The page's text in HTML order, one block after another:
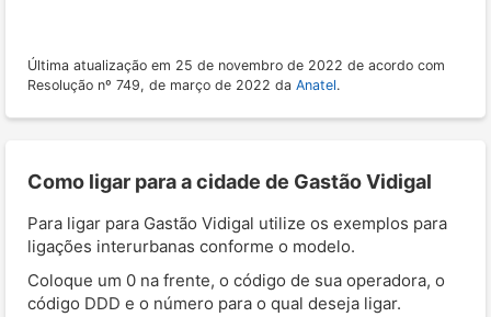
Última atualização em 25 de novembro de 2022 de acordo com
Resolução nº 749, de março de 2022 da Anatel.
Como ligar para a cidade de Gastão Vidigal
Para ligar para Gastão Vidigal utilize os exemplos para
ligações interurbanas conforme o modelo.
Coloque um 0 na frente, o código de sua operadora, o
código DDD e o número para o qual deseja ligar.